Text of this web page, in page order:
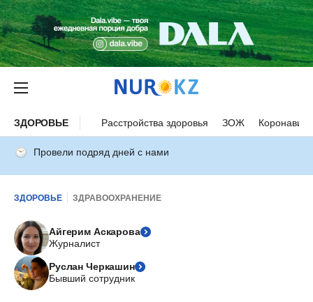
ЗДОРОВЬЕ Расстройства здоровья ЗОЖ
Провели подряд дней с нами
ЗДОРОВЬЕ ЗДРАВООХРАНЕНИЕ
Айгерим Аскарова
Журналист
Руслан Черкашин
Бывший сотрудник